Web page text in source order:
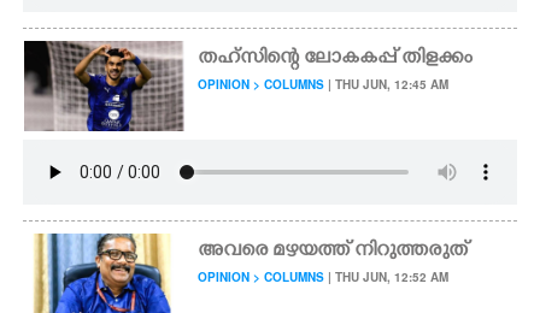
തഹ്സിന്റെ ലോകകപ്പ് തിളക്കം
OPINION > COLUMNS | THU JUN, 12:45 AM
അവരെ മഴയത്ത് നിറുത്തരുത്
OPINION > COLUMNS | THU JUN, 12:52 AM